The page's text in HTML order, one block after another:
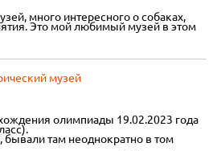
много интересного о собаках,
Это мой любимый музей в этом
музей
олимпиады 19.02.2023 года
там неоднократно в том